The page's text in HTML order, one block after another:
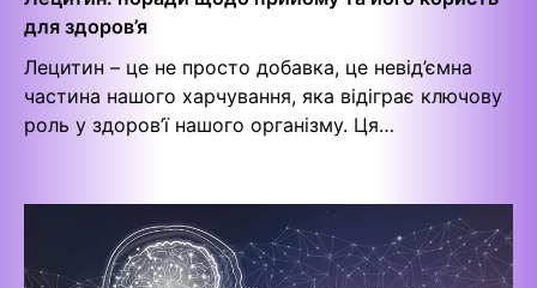
для здоров’я
Лецитин – це не просто добавка, це невід’ємна
частина нашого харчування, яка відіграє ключову
роль у здоров’ї нашого організму. Ця…